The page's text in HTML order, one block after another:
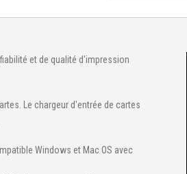
et de qualité d'impression
Le chargeur d'entrée de cartes
Windows et Mac OS avec